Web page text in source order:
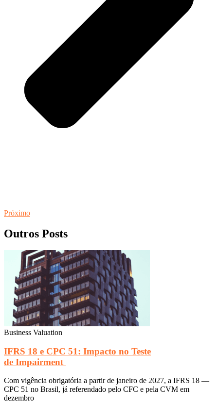
Próximo
Outros Posts
Business Valuation
IFRS 18 e CPC 51: Impacto no Teste
de Impairment
Com vigência obrigatória a partir de janeiro de 2027, a IFRS 18 —
CPC 51 no Brasil, já referendado pelo CFC e pela CVM em
dezembro